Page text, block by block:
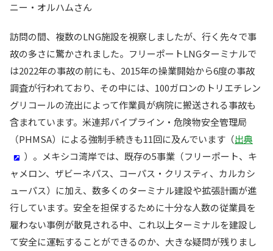
ニー・オルハムさん
訪問の間、複数のLNG施設を視察しましたが、行く先々で事
故の多さに驚かされました。フリーポートLNGターミナルで
は2022年の事故の前にも、2015年の操業開始から6度の事故
調査が行われており、その中には、100ガロンのトリエチレン
グリコールの流出によって作業員が病院に搬送される事故も
含まれています。米連邦パイプライン・危険物安全管理局
（PHMSA）による強制手続きも11回に及んでいます（出典
）。メキシコ湾岸では、既存の5事業（フリーポート、キ
ャメロン、ザビーネパス、コーパス・クリスティ、カルカシ
ューパス）に加え、数多くのターミナル建設や拡張計画が進
行しています。安全を担保するために十分な人数の従業員を
雇わない事例が散見される中、これ以上ターミナルを建設し
て安全に運転することができるのか、大きな疑問が残りまし